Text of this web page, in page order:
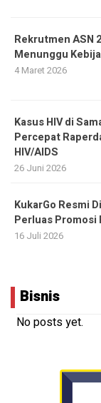
Rekrutmen ASN
Menunggu
4 Maret 2026
Kasus HIV di
Percepat
HIV/AIDS
26 Juni 2026
KukarGo Resmi
Perluas
16 Juli 2026
Bisnis
No posts yet.